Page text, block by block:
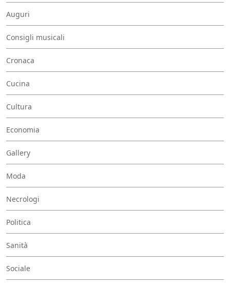
Auguri
Consigli musicali
Cronaca
Cucina
Cultura
Economia
Gallery
Moda
Necrologi
Politica
Sanità
Sociale